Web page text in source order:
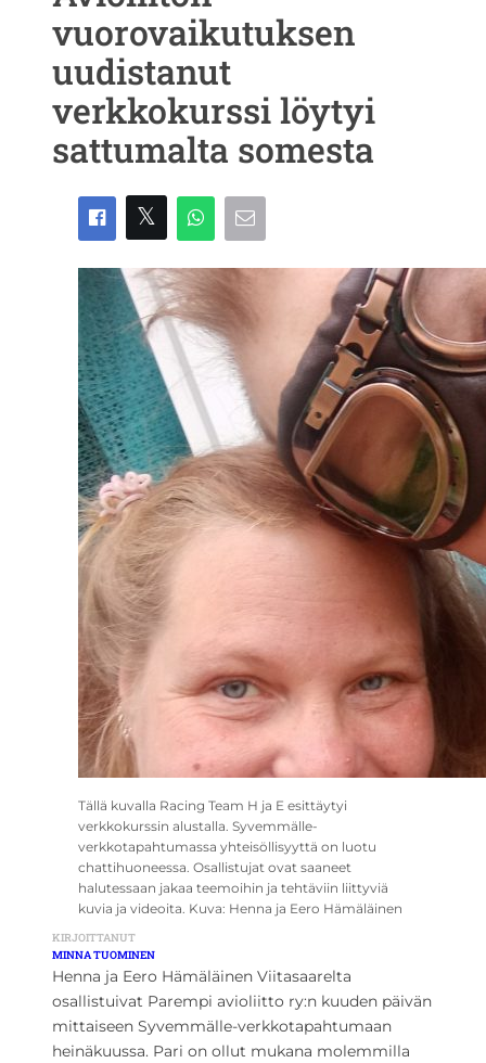
vuorovaikutuksen
uudistanut
verkkokurssi löytyi
sattumalta somesta
Tällä kuvalla Racing Team H ja E esittäytyi
verkkokurssin alustalla. Syvemmälle-
verkkotapahtumassa yhteisöllisyyttä on luotu
chattihuoneessa. Osallistujat ovat saaneet
halutessaan jakaa teemoihin ja tehtäviin liittyviä
kuvia ja videoita. Kuva: Henna ja Eero Hämäläinen
KIRJOITTANUT
MINNA TUOMINEN
Henna ja Eero Hämäläinen Viitasaarelta
osallistuivat Parempi avioliitto ry:n kuuden päivän
mittaiseen Syvemmälle-verkkotapahtumaan
heinäkuussa. Pari on ollut mukana molemmilla